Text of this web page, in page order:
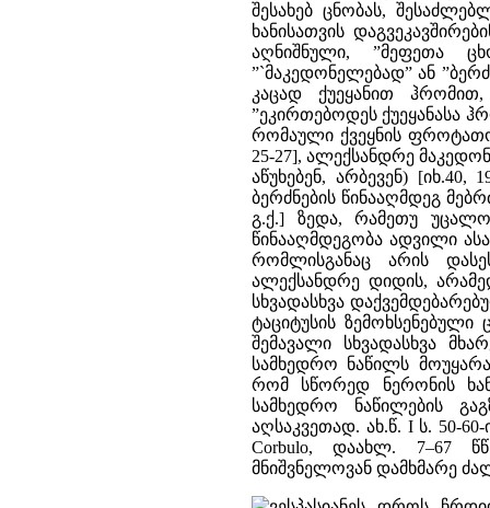
შესახებ ცნობას,
ხანისათვის
აღნიშნული, ”მეფეთა
”`მაკედონელებად” ან
კაცად ქუეყანით
”ეკირთებოდეს ქუეყანასა
რომაული ქვეყნის
25-27], ალექსანდრე
აწუხებენ, არბევენ)
ბერძნების წინააღმდეგ
გ.ქ.] ზედა, რამეთუ
წინააღმდეგობა ადვილი
რომლისგანაც არის
ალექსანდრე დიდის,
სხვადასხვა
ტაციტუსის
შემავალი სხვადასხვა
სამხედრო ნაწილს მოუყარა
რომ სწორედ ნერონის
სამხედრო ნაწილების
აღსაკვეთად. ახ.წ. I ს. 50-
Corbulo, დაახლ. 7–67
მნიშვნელოვან დამხმარე